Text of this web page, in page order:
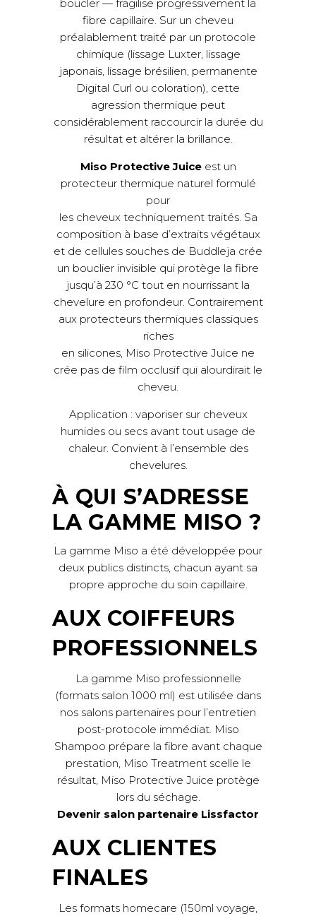
boucler — fragilise progressivement la
fibre capillaire. Sur un cheveu
préalablement traité par un protocole
chimique (lissage Luxter, lissage
japonais, lissage brésilien, permanente
Digital Curl ou coloration), cette
agression thermique peut
considérablement raccourcir la durée du
résultat et altérer la brillance.
Miso Protective Juiceest un
protecteur thermique naturel formulé
pour
les cheveux techniquement traités. Sa
composition à base d’extraits végétaux
et de cellules souches de Buddleja crée
un bouclier invisible qui protège la fibre
jusqu’à 230 °C tout en nourrissant la
chevelure en profondeur. Contrairement
aux protecteurs thermiques classiques
riches
en silicones, Miso Protective Juice ne
crée pas de film occlusif qui alourdirait le
cheveu.
Application : vaporiser sur cheveux
humides ou secs avant tout usage de
chaleur. Convient à l’ensemble des
chevelures.
À QUI S’ADRESSE
LA GAMME MISO ?
La gamme Miso a été développée pour
deux publics distincts, chacun ayant sa
propre approche du soin capillaire.
AUX COIFFEURS
PROFESSIONNELS
La gamme Miso professionnelle
(formats salon 1000 ml) est utilisée dans
nos salons partenaires pour l’entretien
post-protocole immédiat. Miso
Shampoo prépare la fibre avant chaque
prestation, Miso Treatment scelle le
résultat, Miso Protective Juice protège
lors du séchage.
Devenir salon partenaire Lissfactor
AUX CLIENTES
FINALES
Les formats homecare (150ml voyage,